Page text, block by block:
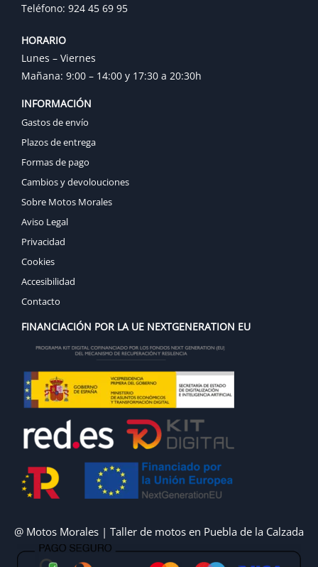
Teléfono: 924 45 69 95
HORARIO
Lunes – Viernes
Mañana: 9:00 – 14:00 y 17:30 a 20:30h
INFORMACIÓN
Gastos de envío
Plazos de entrega
Formas de pago
Cambios y devolouciones
Sobre Motos Morales
Aviso Legal
Privacidad
Cookies
Accesibilidad
Contacto
FINANCIACIÓN POR LA UE NEXTGENERATION EU
@ Motos Morales | Taller de motos en Puebla de la Calzada